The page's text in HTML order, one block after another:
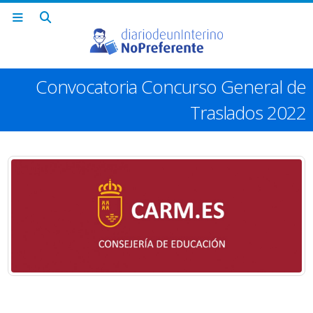
Convocatoria Concurso General de
Traslados 2022